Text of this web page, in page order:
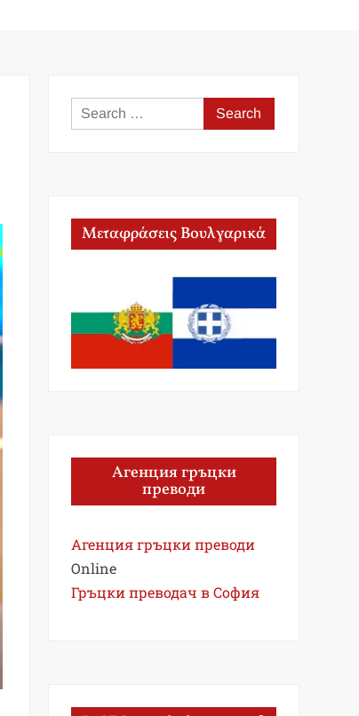
Search
for:
Μεταφράσεις Βουλγαρικά
Агенция гръцки
преводи
Агенция гръцки преводи
Online
Гръцки преводач в София